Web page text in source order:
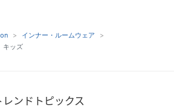
インナー・ルームウェア
キッズ
レンドトピックス